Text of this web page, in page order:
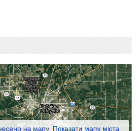
на мапу. Показати мапу міста